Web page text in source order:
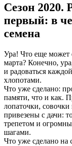
Сезон 2020.
первый: в
семена
Ура! Что еще может
марта? Конечно,
и радоваться
хлопотами.
Что уже сделано:
памяти, что и как.
лопаточки,
привезены с дачи:
трепетом и
шагами.
Что уже сделано на